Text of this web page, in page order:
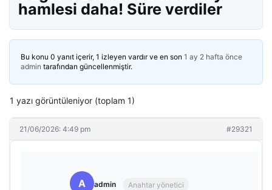
hamlesi daha! Süre verdiler
Bu konu 0 yanıt içerir, 1 izleyen vardır ve en son 1 ay 2 hafta önce
admin tarafından güncellenmiştir.
1 yazı görüntüleniyor (toplam 1)
21/06/2026: 4:49 pm #29321
A admin Anahtar yönetici